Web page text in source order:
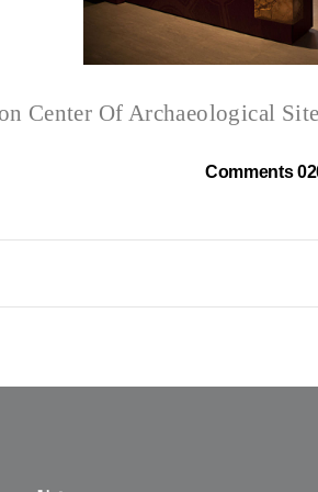
Center Of Archaeological
0 Comments